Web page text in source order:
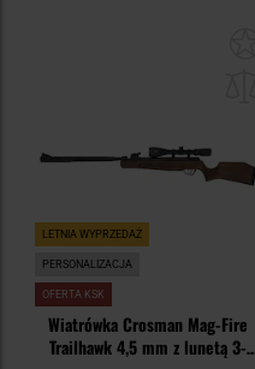
LETNIA WYPRZEDAŻ
PERSONALIZACJA
OFERTA KSK
Wiatrówka Crosman Mag-Fire
Trailhawk 4,5 mm z lunetą 3-